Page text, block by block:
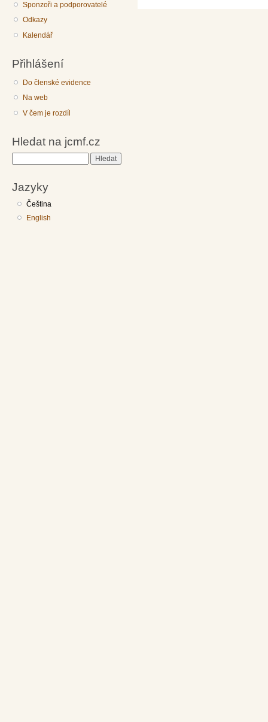
Sponzoři a podporovatelé
Odkazy
Kalendář
Přihlášení
Do členské evidence
Na web
V čem je rozdíl
Hledat na jcmf.cz
Jazyky
Čeština
English